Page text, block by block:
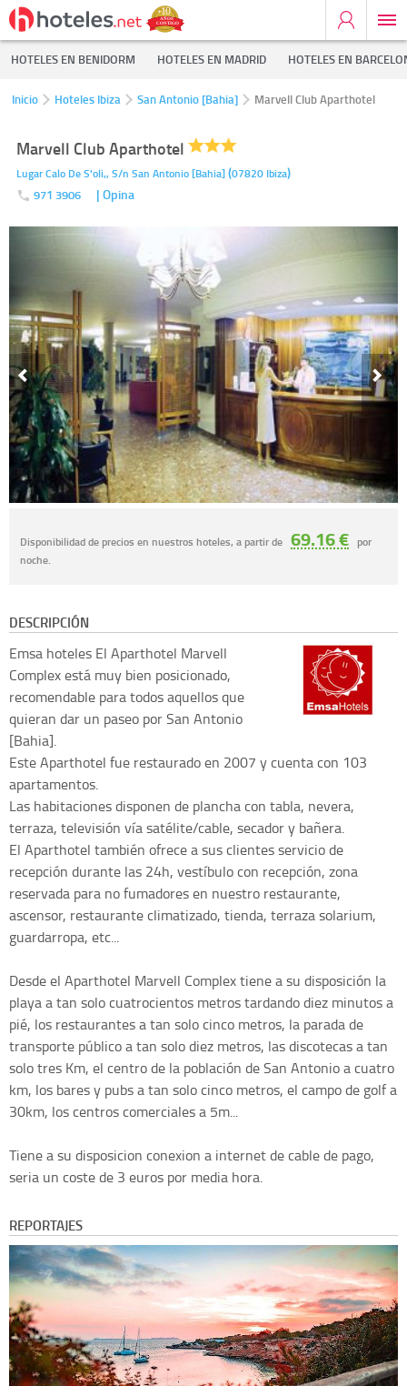
HOTELES EN BENIDORM HOTELES EN MADRID HOTELES EN
Inicio Hoteles Ibiza San Antonio [Bahia] Marvell Club Aparthotel
Marvell Club Aparthotel
Lugar Calo De S'oli,, S/n San Antonio [Bahia](07820 Ibiza)
971 3906 | Opina
Disponibilidad de precios en nuestros hoteles, a partir de 69.16 € por
noche.
DESCRIPCIÓN
Emsa hoteles El Aparthotel Marvell
Complex está muy bien posicionado,
recomendable para todos aquellos que
quieran dar un paseo por San Antonio
[Bahia].
Este Aparthotel fue restaurado en 2007 y cuenta con 103
apartamentos.
Las habitaciones disponen de plancha con tabla, nevera,
terraza, televisión vía satélite/cable, secador y bañera.
El Aparthotel también ofrece a sus clientes servicio de
recepción durante las 24h, vestíbulo con recepción, zona
reservada para no fumadores en nuestro restaurante,
ascensor, restaurante climatizado, tienda, terraza solarium,
guardarropa, etc...
Desde el Aparthotel Marvell Complex tiene a su disposición la
playa a tan solo cuatrocientos metros tardando diez minutos a
pié, los restaurantes a tan solo cinco metros, la parada de
transporte público a tan solo diez metros, las discotecas a tan
solo tres Km, el centro de la población de San Antonio a cuatro
km, los bares y pubs a tan solo cinco metros, el campo de golf a
30km, los centros comerciales a 5m...
Tiene a su disposicion conexion a internet de cable de pago,
seria un coste de 3 euros por media hora.
REPORTAJES